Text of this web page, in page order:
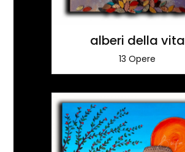
alberi della vita
13 Opere